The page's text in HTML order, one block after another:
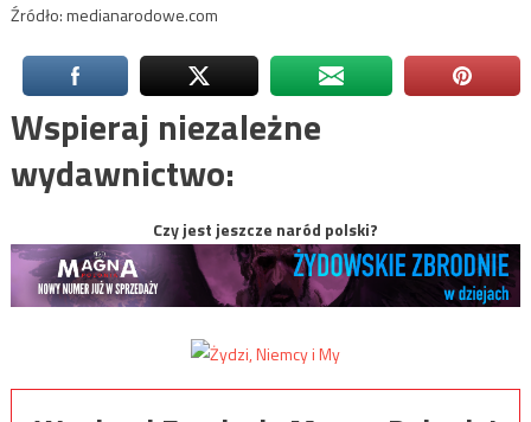
Źródło: medianarodowe.com
Wspieraj niezależne
wydawnictwo:
Czy jest jeszcze naród polski?